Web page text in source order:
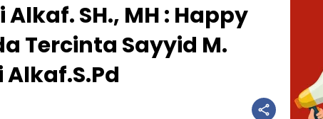
SH., MH : Happy
Tercinta Sayyid M.